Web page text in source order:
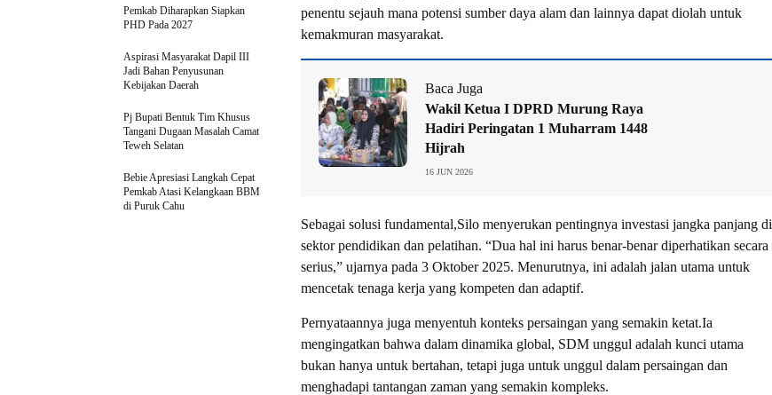
penentu sejauh mana potensi sumber daya alam dan lainnya dapat diolah untuk
kemakmuran masyarakat.
Baca Juga
Wakil Ketua I DPRD Murung Raya
Hadiri Peringatan 1 Muharram 1448
Hijrah
16 JUN 2026
Sebagai solusi fundamental,Silo menyerukan pentingnya investasi jangka panjang di
sektor pendidikan dan pelatihan. “Dua hal ini harus benar-benar diperhatikan secara
serius,” ujarnya pada 3 Oktober 2025. Menurutnya, ini adalah jalan utama untuk
mencetak tenaga kerja yang kompeten dan adaptif.
Pernyataannya juga menyentuh konteks persaingan yang semakin ketat.Ia
mengingatkan bahwa dalam dinamika global, SDM unggul adalah kunci utama
bukan hanya untuk bertahan, tetapi juga untuk unggul dalam persaingan dan
menghadapi tantangan zaman yang semakin kompleks.
Pemkab Diharapkan Siapkan
PHD Pada 2027
Aspirasi Masyarakat Dapil III
Jadi Bahan Penyusunan
Kebijakan Daerah
Pj Bupati Bentuk Tim Khusus
Tangani Dugaan Masalah Camat
Teweh Selatan
Bebie Apresiasi Langkah Cepat
Pemkab Atasi Kelangkaan BBM
di Puruk Cahu